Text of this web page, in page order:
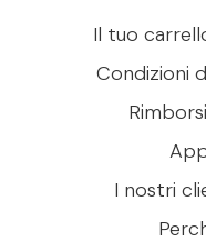
Il tuo
Condizioni
I nostri